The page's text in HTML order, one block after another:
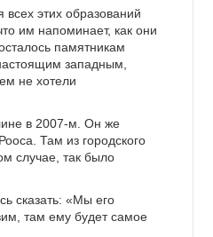
всех этих образований
им напоминает, как они
памятникам
западным,
не хотели
в 2007-м. Он же
Там из городского
случае, так было
сказать: «Мы его
там ему будет самое